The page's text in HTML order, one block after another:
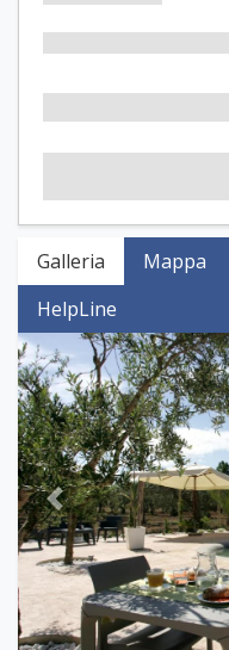
Galleria Mappa
HelpLine
Previous